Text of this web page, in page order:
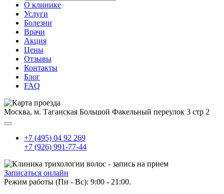
О клинике
Услуги
Болезни
Врачи
Акция
Цены
Отзывы
Контакты
Блог
FAQ
Москва, м. Таганская Большой Факельный переулок 3 стр 2
+7 (495) 04 92 269
+7 (926) 991-77-44
Записаться онлайн
Режим работы (Пн - Вс): 9:00 - 21:00.